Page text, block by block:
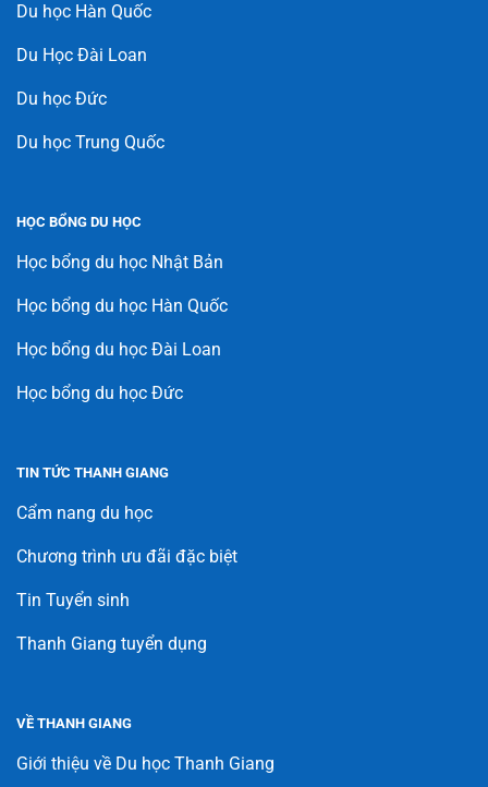
Du học Hàn Quốc
Du Học Đài Loan
Du học Đức
Du học Trung Quốc
HỌC BỔNG DU HỌC
Học bổng du học Nhật Bản
Học bổng du học Hàn Quốc
Học bổng du học Đài Loan
Học bổng du học Đức
TIN TỨC THANH GIANG
Cẩm nang du học
Chương trình ưu đãi đặc biệt
Tin Tuyển sinh
Thanh Giang tuyển dụng
VỀ THANH GIANG
Giới thiệu về Du học Thanh Giang